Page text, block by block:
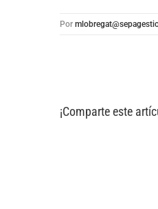
Por
¡Comparte este